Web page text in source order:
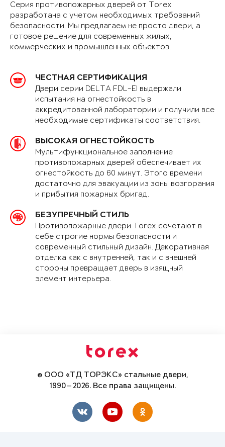
Серия противопожарных дверей от Torex
разработана с учетом необходимых требований
безопасности. Мы предлагаем не просто двери, а
готовое решение для современных жилых,
коммерческих и промышленных объектов.
ЧЕСТНАЯ СЕРТИФИКАЦИЯ
Двери серии DELTA FDL-EI выдержали
испытания на огнестойкость в
аккредитованной лаборатории и получили все
необходимые сертификаты соответствия.
ВЫСОКАЯ ОГНЕСТОЙКОСТЬ
Мультифункциональное заполнение
противопожарных дверей обеспечивает их
огнестойкость до 60 минут. Этого времени
достаточно для эвакуации из зоны возгорания
и прибытия пожарных бригад.
БЕЗУПРЕЧНЫЙ СТИЛЬ
Противопожарные двери Torex сочетают в
себе строгие нормы безопасности и
современный стильный дизайн. Декоративная
отделка как с внутренней, так и с внешней
стороны превращает дверь в изящный
элемент интерьера.
© ООО «ТД ТОРЭКС» стальные двери,
1990—2026. Все права защищены.